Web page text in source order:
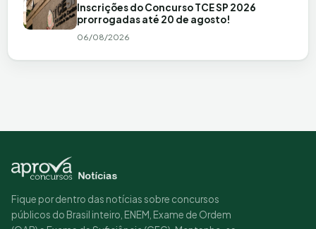
Inscrições do Concurso TCE SP 2026
prorrogadas até 20 de agosto!
06/08/2026
Fique por dentro das notícias sobre concursos
públicos do Brasil inteiro, ENEM, Exame de Ordem